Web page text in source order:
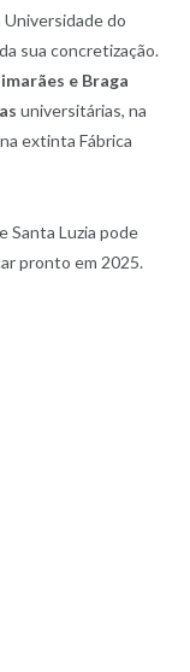
do
sua concretização.
e Braga
universitárias, na
extinta Fábrica
Santa Luzia pode
pronto em 2025.